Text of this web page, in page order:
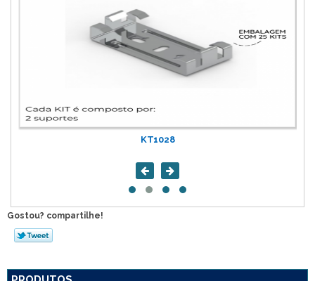
KT1028
Gostou? compartilhe!